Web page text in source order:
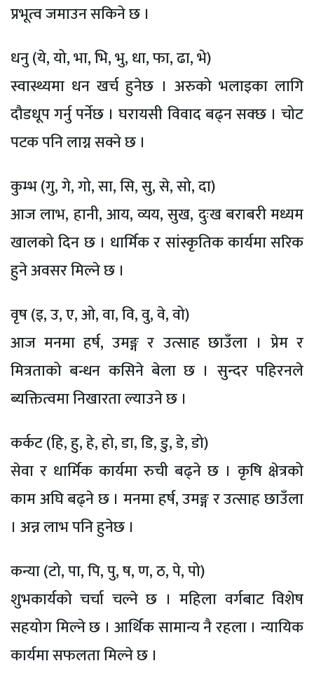
प्रभूत्व जमाउन सकिने छ ।
धनु (ये, यो, भा, भि, भु, धा, फा, ढा, भे)
स्वास्थ्यमा धन खर्च हुनेछ । अरुको भलाइका लागि
दौडधूप गर्नु पर्नेछ । घरायसी विवाद बढ्न सक्छ । चोट
पटक पनि लाग्न सक्ने छ ।
कुम्भ (गु, गे, गो, सा, सि, सु, से, सो, दा)
आज लाभ, हानी, आय, व्यय, सुख, दुःख बराबरी मध्यम
खालको दिन छ । धार्मिक र सांस्कृतिक कार्यमा सरिक
हुने अवसर मिल्ने छ ।
वृष (इ, उ, ए, ओ, वा, वि, वु, वे, वो)
आज मनमा हर्ष, उमङ्ग र उत्साह छाउँला । प्रेम र
मित्रताको बन्धन कसिने बेला छ । सुन्दर पहिरनले
ब्यक्तित्वमा निखारता ल्याउने छ ।
कर्कट (हि, हु, हे, हो, डा, डि, डु, डे, डो)
सेवा र धार्मिक कार्यमा रुची बढ्ने छ । कृषि क्षेत्रको
काम अघि बढ्ने छ । मनमा हर्ष, उमङ्ग र उत्साह छाउँला
। अन्न लाभ पनि हुनेछ ।
कन्या (टो, पा, पि, पु, ष, ण, ठ, पे, पो)
शुभकार्यको चर्चा चल्ने छ । महिला वर्गबाट विशेष
सहयोग मिल्ने छ । आर्थिक सामान्य नै रहला । न्यायिक
कार्यमा सफलता मिल्ने छ ।